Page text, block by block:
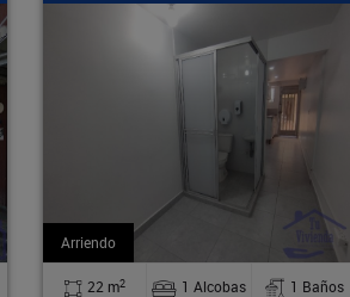
Venta
71.60 m 2 Alcobas 1 Baños